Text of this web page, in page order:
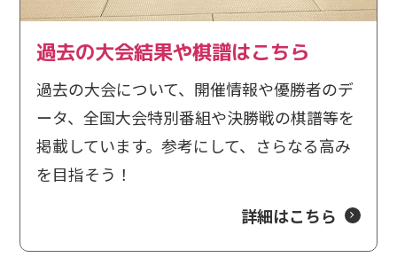
2025/5/15
第14回大会の参加申込を開始しました。
2024/11/8 結果速報
全国大会の結果速報を掲載しました。
結果速報
東海大会の結果速報を掲載しました。
過去の大会結果や棋譜はこちら
過去の大会について、開催情報や優勝者のデ
ータ、全国大会特別番組や決勝戦の棋譜等を
掲載しています。参考にして、さらなる高み
を目指そう！
詳細はこちら